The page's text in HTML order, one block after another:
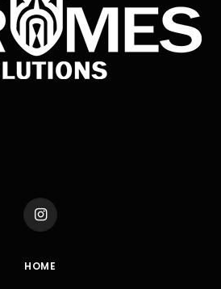
Instagram
HOME